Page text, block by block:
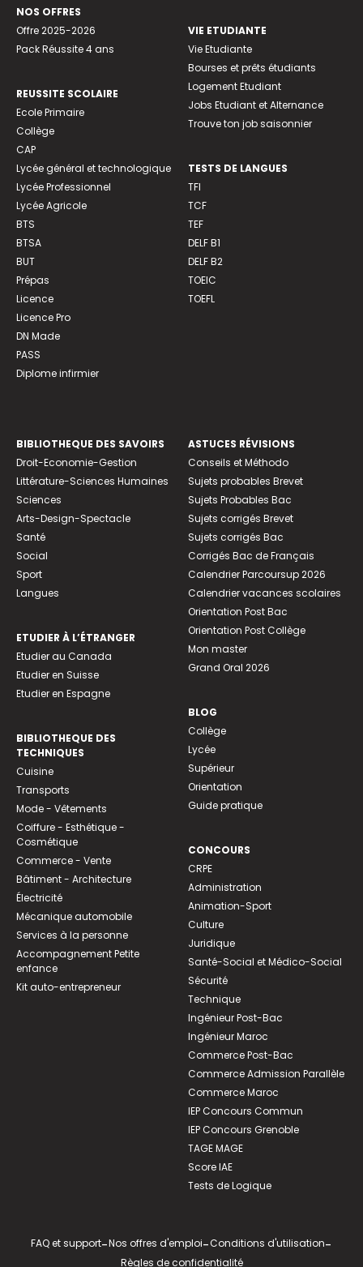
NOS OFFRES
Offre 2025-2026
Pack Réussite 4 ans
REUSSITE SCOLAIRE
Ecole Primaire
Collège
CAP
Lycée général et technologique
Lycée Professionnel
Lycée Agricole
BTS
BTSA
BUT
Prépas
Licence
Licence Pro
DN Made
PASS
Diplome infirmier
VIE ETUDIANTE
Vie Etudiante
Bourses et prêts étudiants
Logement Etudiant
Jobs Etudiant et Alternance
Trouve ton job saisonnier
TESTS DE LANGUES
TFI
TCF
TEF
DELF B1
DELF B2
TOEIC
TOEFL
BIBLIOTHEQUE DES SAVOIRS
Droit-Economie-Gestion
Littérature-Sciences Humaines
Sciences
Arts-Design-Spectacle
Santé
Social
Sport
Langues
ETUDIER À L’ÉTRANGER
Etudier au Canada
Etudier en Suisse
Etudier en Espagne
BIBLIOTHEQUE DES
TECHNIQUES
Cuisine
Transports
Mode - Vêtements
Coiffure - Esthétique -
Cosmétique
Commerce - Vente
Bâtiment - Architecture
Électricité
Mécanique automobile
Services à la personne
Accompagnement Petite
enfance
Kit auto-entrepreneur
ASTUCES RÉVISIONS
Conseils et Méthodo
Sujets probables Brevet
Sujets Probables Bac
Sujets corrigés Brevet
Sujets corrigés Bac
Corrigés Bac de Français
Calendrier Parcoursup 2026
Calendrier vacances scolaires
Orientation Post Bac
Orientation Post Collège
Mon master
Grand Oral 2026
BLOG
Collège
Lycée
Supérieur
Orientation
Guide pratique
CONCOURS
CRPE
Administration
Animation-Sport
Culture
Juridique
Santé-Social et Médico-Social
Sécurité
Technique
Ingénieur Post-Bac
Ingénieur Maroc
Commerce Post-Bac
Commerce Admission Parallèle
Commerce Maroc
IEP Concours Commun
IEP Concours Grenoble
TAGE MAGE
Score IAE
Tests de Logique
FAQ et support-Nos offres d'emploi-Conditions d'utilisation-
Règles de confidentialité